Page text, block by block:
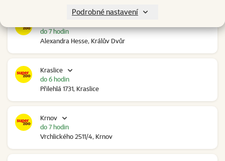
Podrobné nastavení
Alexandra Hesse, Králův Dvůr
do 7 hodin
Kraslice
Přilehlá 1731, Kraslice
do 6 hodin
Krnov
Vrchlického 2511/4, Krnov
do 7 hodin